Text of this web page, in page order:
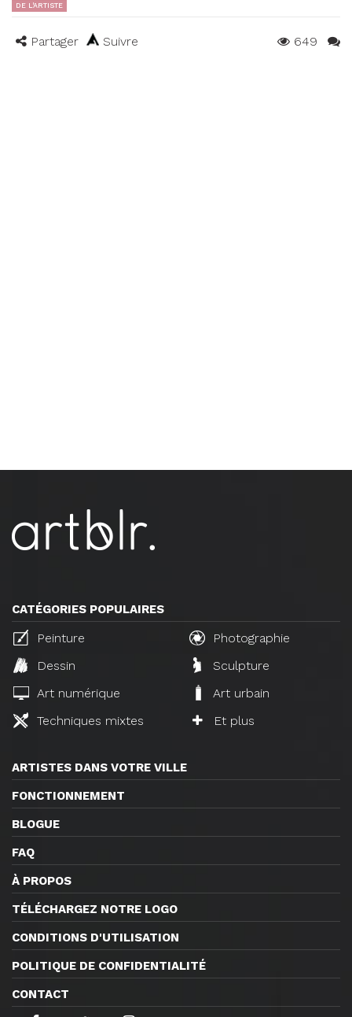
DE L'ARTISTE
Partager Suivre 649
CATÉGORIES POPULAIRES
Peinture
Photographie
Dessin
Sculpture
Art numérique
Art urbain
Techniques mixtes
Et plus
ARTISTES DANS VOTRE VILLE
FONCTIONNEMENT
BLOGUE
FAQ
À PROPOS
TÉLÉCHARGEZ NOTRE LOGO
CONDITIONS D'UTILISATION
POLITIQUE DE CONFIDENTIALITÉ
CONTACT